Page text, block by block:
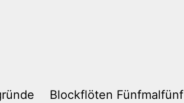
Blockflöten Fünfmalfünf